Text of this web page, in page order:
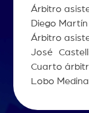
Árbitro
Diego Martín
Árbitro
José
Cuarto
Lobo Medina